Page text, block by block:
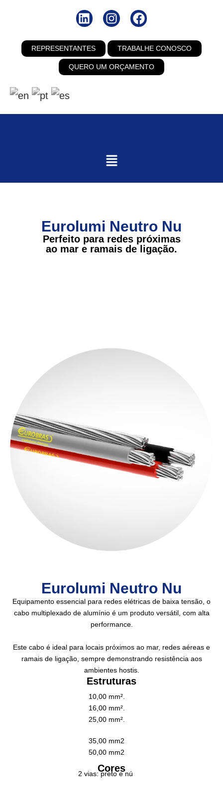
REPRESENTANTES TRABALHE CONOSCO
QUERO UM ORÇAMENTO
Eurolumi Neutro Nu
Perfeito para redes próximas
ao mar e ramais de ligação.
Eurolumi Neutro Nu
Equipamento essencial para redes elétricas de baixa tensão, o
cabo multiplexado de alumínio é um produto versátil, com alta
performance.
Este cabo é ideal para locais próximos ao mar, redes aéreas e
ramais de ligação, sempre demonstrando resistência aos
ambientes hostis.
Estruturas
10,00 mm².
16,00 mm².
25,00 mm².
35,00 mm2
50,00 mm2
Cores
2 vias: preto e nú